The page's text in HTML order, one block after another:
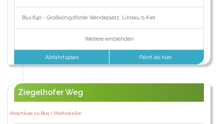
Bus 640 - Großkönigsförde Wendeplatz, Lindau b Kiel
Weitere einblenden
Abfahrtsplan Fahrt ab hier
Ziegelhofer Weg
Anschluss zu Bus / Haltestelle: